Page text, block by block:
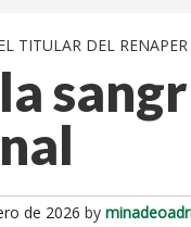
TITULAR DEL RENAPER
de 2026 by